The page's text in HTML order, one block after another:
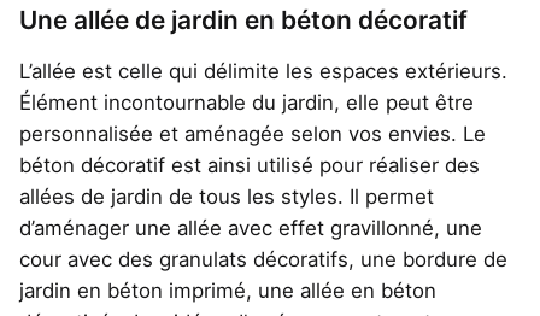
Une allée de jardin en béton décoratif
L’allée est celle qui délimite les espaces extérieurs.
Élément incontournable du jardin, elle peut être
personnalisée et aménagée selon vos envies. Le
béton décoratif est ainsi utilisé pour réaliser des
allées de jardin de tous les styles. Il permet
d’aménager une allée avec effet gravillonné, une
cour avec des granulats décoratifs, une bordure de
jardin en béton imprimé, une allée en béton